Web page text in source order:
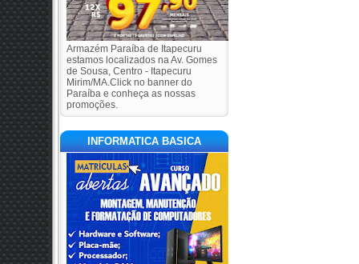
Armazém Paraíba de Itapecuru
estamos localizados na Av. Gomes
de Sousa, Centro - Itapecuru
Mirim/MA.Click no banner do
Paraíba e conheça as nossas
promoções.
INFORMATICA BASICA